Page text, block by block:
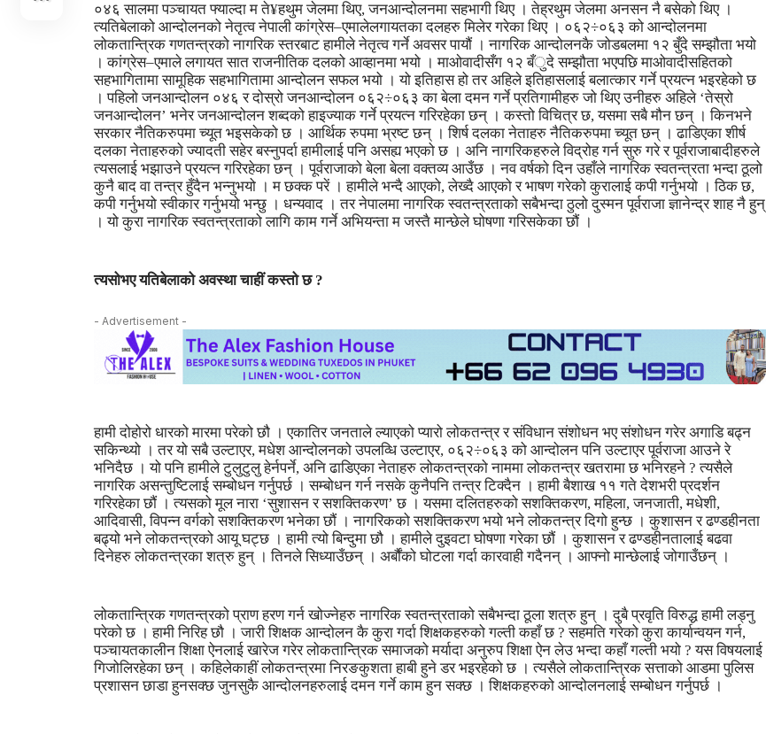
०४६ सालमा पञ्चायत फ्याल्दा म ते¥हथुम जेलमा थिए, जनआन्दोलनमा सहभागी थिए । तेह्रथुम जेलमा अनसन नै बसेको थिए ।
त्यतिबेलाको आन्दोलनको नेतृत्व नेपाली कांग्रेस–एमालेलगायतका दलहरु मिलेर गरेका थिए । ०६२÷०६३ को आन्दोलनमा
लोकतान्त्रिक गणतन्त्रको नागरिक स्तरबाट हामीले नेतृत्व गर्ने अवसर पायौं । नागरिक आन्दोलनकै जोडबलमा १२ बुँदे सम्झौता भयो
। कांग्रेस–एमाले लगायत सात राजनीतिक दलको आव्हानमा भयो । माओवादीसँग १२ बँुदे सम्झौता भएपछि माओवादीसहितको
सहभागितामा सामूहिक सहभागितामा आन्दोलन सफल भयो । यो इतिहास हो तर अहिले इतिहासलाई बलात्कार गर्ने प्रयत्न भइरहेको छ
। पहिलो जनआन्दोलन ०४६ र दोस्रो जनआन्दोलन ०६२÷०६३ का बेला दमन गर्ने प्रतिगामीहरु जो थिए उनीहरु अहिले ‘तेस्रो
जनआन्दोलन’ भनेर जनआन्दोलन शब्दको हाइज्याक गर्ने प्रयत्न गरिरहेका छन् । कस्तो विचित्र छ, यसमा सबै मौन छन् । किनभने
सरकार नैतिकरुपमा च्यूत भइसकेको छ । आर्थिक रुपमा भ्रष्ट छन् । शिर्ष दलका नेताहरु नैतिकरुपमा च्यूत छन् । ढाडिएका शीर्ष
दलका नेताहरुको ज्यादती सहेर बस्नुपर्दा हामीलाई पनि असह्य भएको छ । अनि नागरिकहरुले विद्रोह गर्न सुरु गरे र पूर्वराजाबादीहरुले
त्यसलाई भझाउने प्रयत्न गरिरहेका छन् । पूर्वराजाको बेला बेला वक्तव्य आउँछ । नव वर्षको दिन उहाँले नागरिक स्वतन्त्रता भन्दा ठूलो
कुनै बाद वा तन्त्र हुँदैन भन्नुभयो । म छक्क परें । हामीले भन्दै आएको, लेख्दै आएको र भाषण गरेको कुरालाई कपी गर्नुभयो । ठिक छ,
कपी गर्नुभयो स्वीकार गर्नुभयो भन्छु । धन्यवाद । तर नेपालमा नागरिक स्वतन्त्रताको सबैभन्दा ठुलो दुस्मन पूर्वराजा ज्ञानेन्द्र शाह नै हुन्
। यो कुरा नागरिक स्वतन्त्रताको लागि काम गर्ने अभियन्ता म जस्तै मान्छेले घोषणा गरिसकेका छौं ।
त्यसोभए यतिबेलाको अवस्था चाहीं कस्तो छ ?
- Advertisement -
हामी दोहोरो धारको मारमा परेको छौ । एकातिर जनताले ल्याएको प्यारो लोकतन्त्र र संविधान संशोधन भए संशोधन गरेर अगाडि बढ्न
सकिन्थ्यो । तर यो सबै उल्टाएर, मधेश आन्दोलनको उपलव्धि उल्टाएर, ०६२÷०६३ को आन्दोलन पनि उल्टाएर पूर्वराजा आउने रे
भनिदैछ । यो पनि हामीले टुलुटुलु हेर्नपर्ने, अनि ढाडिएका नेताहरु लोकतन्त्रको नाममा लोकतन्त्र खतरामा छ भनिरहने ? त्यसैले
नागरिक असन्तुष्टिलाई सम्बोधन गर्नुपर्छ । सम्बोधन गर्न नसके कुनैपनि तन्त्र टिक्दैन । हामी बैशाख ११ गते देशभरी प्रदर्शन
गरिरहेका छौं । त्यसको मूल नारा ‘सुशासन र सशक्तिकरण’ छ । यसमा दलितहरुको सशक्तिकरण, महिला, जनजाती, मधेशी,
आदिवासी, विपन्न वर्गको सशक्तिकरण भनेका छौं । नागरिकको सशक्तिकरण भयो भने लोकतन्त्र दिगो हुन्छ । कुशासन र ढण्डहीनता
बढ्यो भने लोकतन्त्रको आयू घट्छ । हामी त्यो बिन्दुमा छौ । हामीले दुइवटा घोषणा गरेका छौं । कुशासन र ढण्डहीनतालाई बढवा
दिनेहरु लोकतन्त्रका शत्रु हुन् । तिनले सिध्याउँछन् । अर्बौंको घोटला गर्दा कारवाही गदैनन् । आफ्नो मान्छेलाई जोगाउँछन् ।
लोकतान्त्रिक गणतन्त्रको प्राण हरण गर्न खोज्नेहरु नागरिक स्वतन्त्रताको सबैभन्दा ठूला शत्रु हुन् । दुबै प्रवृति विरुद्ध हामी लड्नु
परेको छ । हामी निरिह छौ । जारी शिक्षक आन्दोलन कै कुरा गर्दा शिक्षकहरुको गल्ती कहाँ छ ? सहमति गरेको कुरा कार्यान्वयन गर्न,
पञ्चायतकालीन शिक्षा ऐनलाई खारेज गरेर लोकतान्त्रिक समाजको मर्यादा अनुरुप शिक्षा ऐन लेउ भन्दा कहाँ गल्ती भयो ? यस विषयलाई
गिजोलिरहेका छन् । कहिलेकाहीं लोकतन्त्रमा निरङकुशता हाबी हुने डर भइरहेको छ । त्यसैले लोकतान्त्रिक सत्ताको आडमा पुलिस
प्रशासन छाडा हुनसक्छ जुनसुकै आन्दोलनहरुलाई दमन गर्ने काम हुन सक्छ । शिक्षकहरुको आन्दोलनलाई सम्बोधन गर्नुपर्छ ।